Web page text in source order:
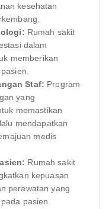
kesehatan
Rumah sakit
dalam
memberikan
Staf: Program
yang
memastikan
mendapatkan
medis
Rumah sakit
kepuasan
perawatan yang
pasien.